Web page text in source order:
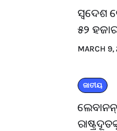
ସ୍ବଦେଶ
୫୨
MARCH
ଜାତୀୟ